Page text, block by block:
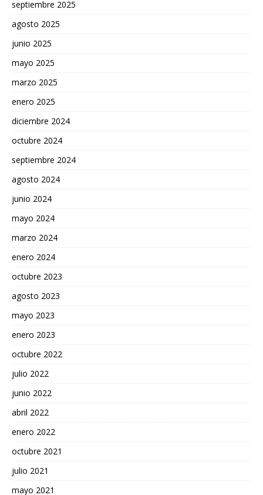
septiembre 2025
agosto 2025
junio 2025
mayo 2025
marzo 2025
enero 2025
diciembre 2024
octubre 2024
septiembre 2024
agosto 2024
junio 2024
mayo 2024
marzo 2024
enero 2024
octubre 2023
agosto 2023
mayo 2023
enero 2023
octubre 2022
julio 2022
junio 2022
abril 2022
enero 2022
octubre 2021
julio 2021
mayo 2021